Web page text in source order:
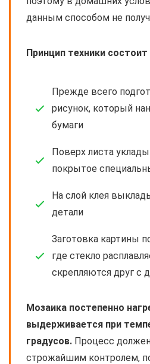
данным способом не
Принцип техники
Прежде всего
рисунок, который
бумаги
Поверх листа
покрытое
На слой клея
детали
Заготовка картины
где стекло
скрепляются друг с
Мозаика постепенно
выдерживается при
градусов. Процесс
строжайшим контролем,